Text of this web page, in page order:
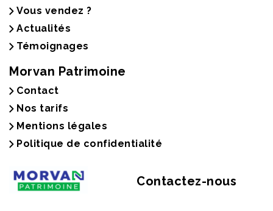
Vous vendez ?
Actualités
Témoignages
Morvan Patrimoine
Contact
Nos tarifs
Mentions légales
Politique de confidentialité
Contactez-nous